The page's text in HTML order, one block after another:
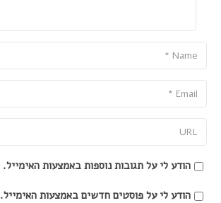
Email
הודע לי על תגובות נוספות באמצעות האימייל.
הודע לי על פוסטים חדשים באמצעות האימייל.